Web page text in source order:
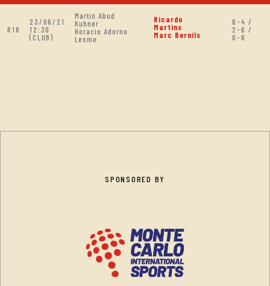
R16
23/06/21
12:30
(CLUB)
Martin Abud
Kuhner
Horacio Adorno
Lesme
Ricardo
Martins
Marc Bernils
6-4 /
2-6 /
0-6
SPONSORED BY